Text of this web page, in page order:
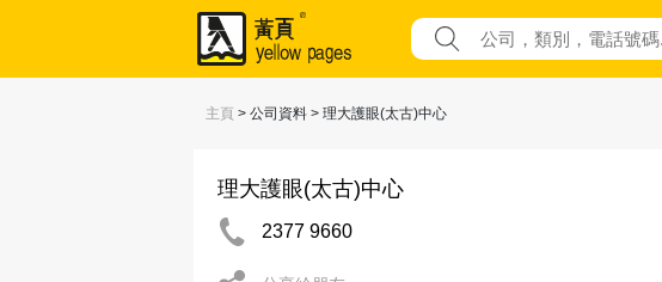
主頁 > 公司資料 > 理大護眼(太古)中心
理大護眼(太古)中心
2377 9660